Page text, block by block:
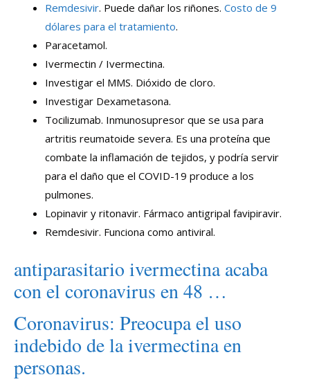
Remdesivir. Puede dañar los riñones. Costo de 9
dólares para el tratamiento.
Paracetamol.
Ivermectin / Ivermectina.
Investigar el MMS. Dióxido de cloro.
Investigar Dexametasona.
Tocilizumab. Inmunosupresor que se usa para
artritis reumatoide severa. Es una proteína que
combate la inflamación de tejidos, y podría servir
para el daño que el COVID-19 produce a los
pulmones.
Lopinavir y ritonavir. Fármaco antigripal favipiravir.
Remdesivir. Funciona como antiviral.
antiparasitario ivermectina acaba
con el coronavirus en 48 …
Coronavirus: Preocupa el uso
indebido de la ivermectina en
personas.